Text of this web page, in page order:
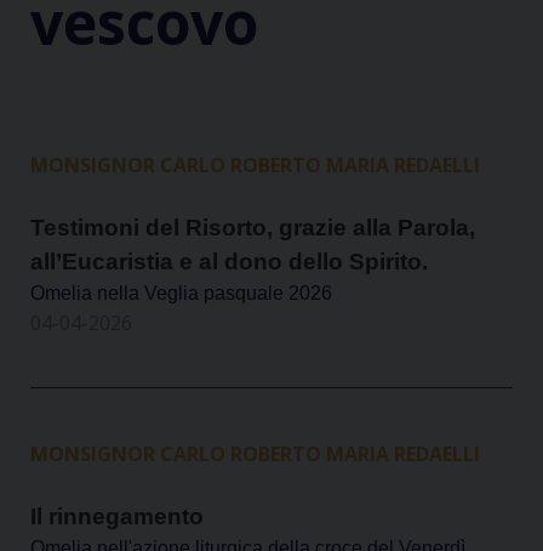
vescovo
MONSIGNOR CARLO ROBERTO MARIA REDAELLI
Testimoni del Risorto, grazie alla Parola,
all’Eucaristia e al dono dello Spirito.
Omelia nella Veglia pasquale 2026
MONSIGNOR CARLO ROBERTO MARIA REDAELLI
Il rinnegamento